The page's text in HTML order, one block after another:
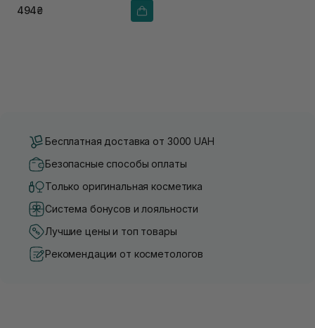
494₴
Бесплатная доставка от 3000 UAH
Безопасные способы оплаты
Только оригинальная косметика
Система бонусов и лояльности
Лучшие цены и топ товары
Рекомендации от косметологов